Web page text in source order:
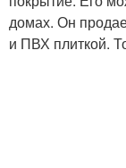
домах. Он
и ПВХ плиткой.